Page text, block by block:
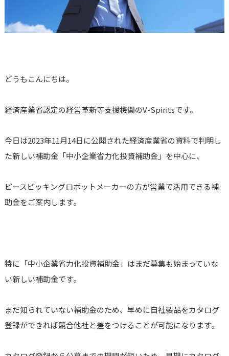
どうもこんにちは。
経済産業省認定の経営革新等支援機関のV-Spiritsです。
今日は2023年11月14日に公開された経済産業省の資料で判明し
た新しい補助金「中小企業省力化投資補助金」を中心に、
ピースピッキングロボットメーカーの方が営業で活用できる補
助金をご案内します。
特に「中小企業省力化投資補助金」はまだ募集も始まっていな
い新しい補助金です。
まだ知られていない補助金のため、早めに自社製品をカタログ
登録ができれば競合他社と差をつけることが可能になります。